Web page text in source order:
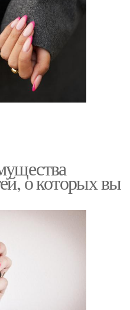
о которых вы